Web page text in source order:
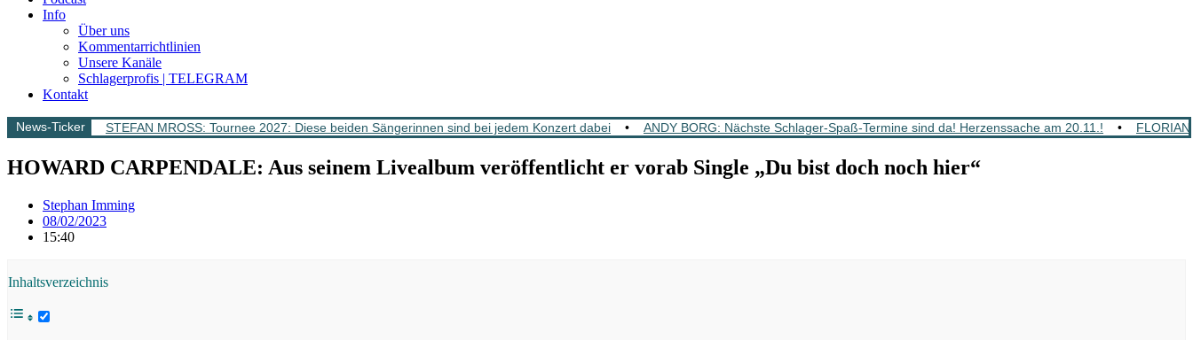
Info
Über uns
Kommentarrichtlinien
Unsere Kanäle
Schlagerprofis | TELEGRAM
Kontakt
News-Ticker STEFAN MROSS: Tournee 2027: Diese beiden Sängerinnen sind bei jedem Konzert dabei • ANDY BORG: Nächste Schlager-Spaß-Termine sind da! Herzenssache am 20.11.! •
HOWARD CARPENDALE: Aus seinem Livealbum veröffentlicht er vorab Single „Du bist doch noch hier“
Stephan Imming
08/02/2023
15:40
Inhaltsverzeichnis